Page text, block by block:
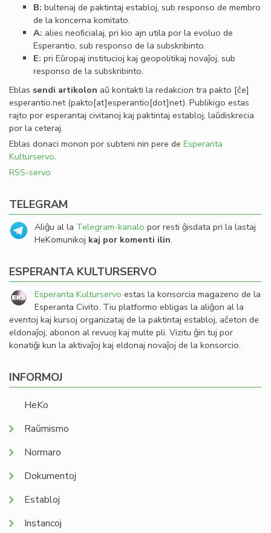
B: bultenaj de paktintaj establoj, sub responso de membro
de la koncerna komitato.
A: alies neoﬁcialaj, pri kio ajn utila por la evoluo de
Esperantio, sub responso de la subskribinto.
E: pri Eŭropaj institucioj kaj geopolitikaj novaĵoj, sub
responso de la subskribinto.
Eblas sendi artikolon aŭ kontakti la redakcion tra pakto [ĉe]
esperantio.net(pakto[at]esperantio[dot]net). Publikigo estas
rajto por esperantaj civitanoj kaj paktintaj establoj, laŭdiskrecia
por la ceteraj.
Eblas donaci monon por subteni nin pere de Esperanta
Kulturservo.
RSS-servo
TELEGRAM
Aliĝu al la Telegram-kanalo por resti ĝisdata pri la lastaj
HeKomunikoj kaj por komenti ilin.
ESPERANTA KULTURSERVO
Esperanta Kulturservo estas la konsorcia magazeno de la
Esperanta Civito. Tiu platformo ebligas la aliĝon al la
eventoj kaj kursoj organizataj de la paktintaj establoj, aĉeton de
eldonaĵoj, abonon al revuoj kaj multe pli. Vizitu ĝin tuj por
konatiĝi kun la aktivaĵoj kaj eldonaj novaĵoj de la konsorcio.
INFORMOJ
HeKo
Raŭmismo
Normaro
Dokumentoj
Establoj
Instancoj